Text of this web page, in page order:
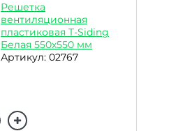
Решетка
вентиляционная
пластиковая T-Siding
Белая 550х550 мм
Артикул: 02767